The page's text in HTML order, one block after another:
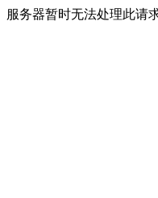
服务器暂时无法处理此请